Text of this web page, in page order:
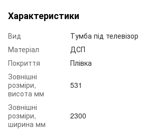
Характеристики
Вид
Тумба під телевізор
Матеріал
ДСП
Покриття
Плівка
Зовнішні
розміри,
висота мм
531
Зовнішні
розміри,
ширина мм
2300